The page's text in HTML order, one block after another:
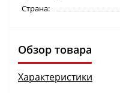
Страна:
Обзор товара
Характеристики